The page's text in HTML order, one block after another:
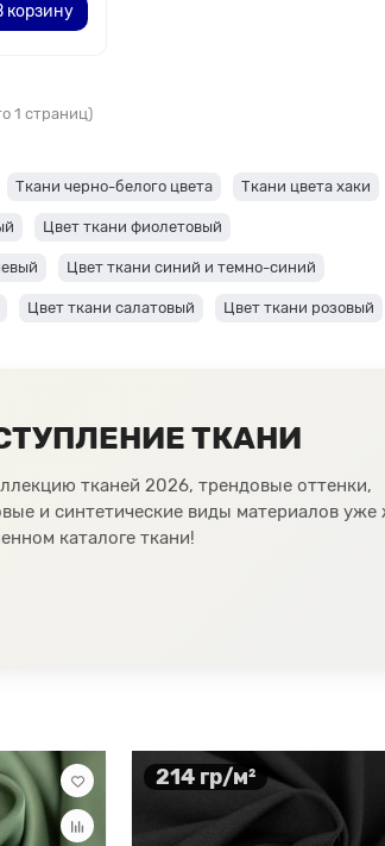
корзину
1 страниц)
Ткани черно-белого цвета Ткани цвета хаки
Цвет ткани фиолетовый
Цвет ткани синий и темно-синий
Цвет ткани салатовый Цвет ткани розовый
оттенки
кораллового цвета Ткани цвета какао
Цвет ткани бежевый
ТКАНИ
тканей 2026, трендовые оттенки,
и синтетические виды материалов уже
каталоге ткани!
214 гр/м²